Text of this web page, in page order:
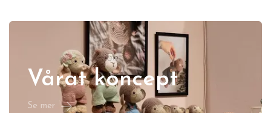
Vårat koncept
Se mer